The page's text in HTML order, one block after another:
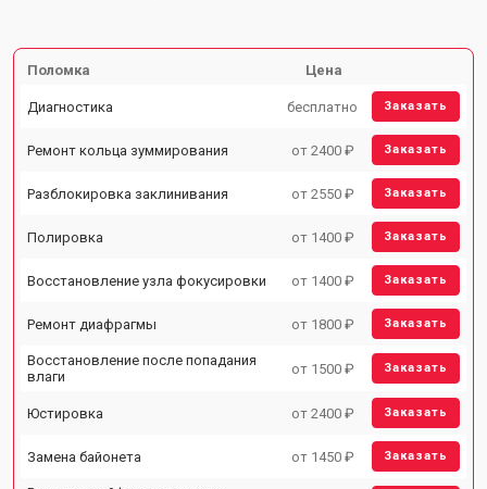
Поломка Цена
Диагностика бесплатно Заказать
Ремонт кольца зуммирования от 2400 ₽ Заказать
Разблокировка заклинивания от 2550 ₽ Заказать
Полировка от 1400 ₽ Заказать
Восстановление узла фокусировки от 1400 ₽ Заказать
Ремонт диафрагмы от 1800 ₽ Заказать
Восстановление после попадания
влаги
от 1500 ₽ Заказать
Юстировка от 2400 ₽ Заказать
Замена байонета от 1450 ₽ Заказать